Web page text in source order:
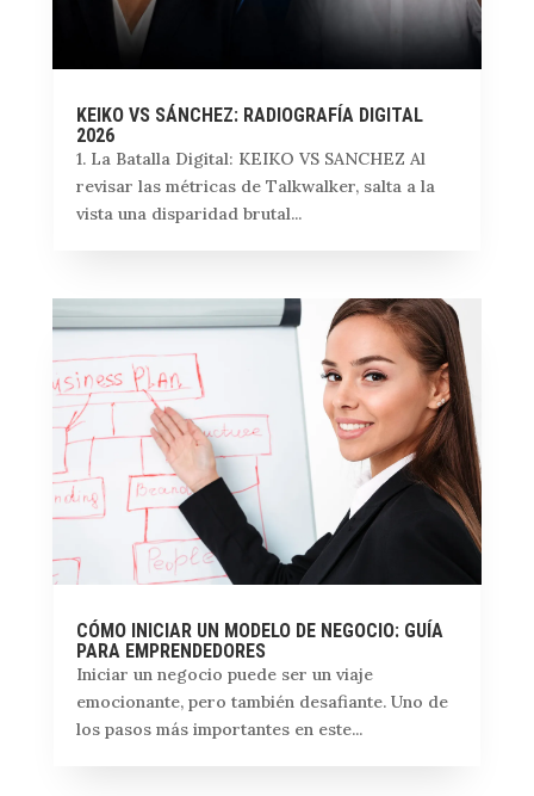
KEIKO VS SÁNCHEZ: RADIOGRAFÍA DIGITAL
2026
1. La Batalla Digital: KEIKO VS SANCHEZ Al
revisar las métricas de Talkwalker, salta a la
vista una disparidad brutal...
CÓMO INICIAR UN MODELO DE NEGOCIO: GUÍA
PARA EMPRENDEDORES
Iniciar un negocio puede ser un viaje
emocionante, pero también desafiante. Uno de
los pasos más importantes en este...